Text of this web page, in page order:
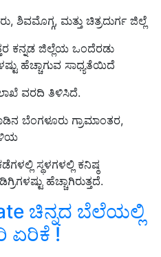
ಶಿವಮೊಗ್ಗ, ಮತ್ತು ಚಿತ್ರದುರ್ಗ ಜಿಲ್ಲೆ
ಕನ್ನಡ ಜಿಲ್ಲೆಯ ಒಂದೆರಡು
ಹೆಚ್ಚಾಗುವ ಸಾಧ್ಯತೆಯಿದೆ
ವರದಿ ತಿಳಿಸಿದೆ.
ಬೆಂಗಳೂರು ಗ್ರಾಮಾಂತರ,
ಸ್ಥಳಗಳಲ್ಲಿ ಕನಿಷ್ಠ
ಹೆಚ್ಚಾಗಿರುತ್ತದೆ.
ಚಿನ್ನದ ಬೆಲೆಯಲ್ಲಿ
ಏರಿಕೆ !